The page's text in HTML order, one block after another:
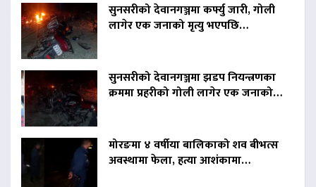
सुनसरीको देवानगञ्जमा कर्फ्यु जारी, गोली
लागेर एक जनाको मृत्यु भएपछि…
सुनसरीको देवानगञ्जमा झडप नियन्त्रणका
क्रममा प्रहरीको गोली लागेर एक जनाको…
मोरङमा ४ वर्षीया बालिकाको शव बीभत्स
अवस्थामा फेला, हत्या आशंकामा…